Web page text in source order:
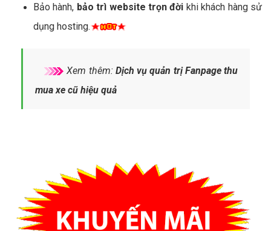
Bảo hành, bảo trì website trọn đời khi khách hàng sử
dụng hosting.
Xem thêm: Dịch vụ quản trị Fanpage thu
mua xe cũ hiệu quả